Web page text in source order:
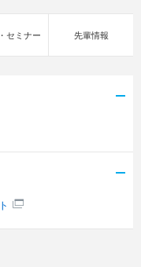
セミナー 先輩情報